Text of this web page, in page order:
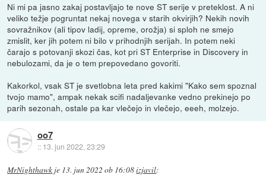
Ni mi pa jasno zakaj postavljajo te nove ST serije v preteklost. A ni
veliko težje pogruntat nekaj novega v starih okvirjih? Nekih novih
sovražnikov (ali tipov ladij, opreme, orožja) si sploh ne smejo
zmislit, ker jih potem ni bilo v prihodnjih serijah. In potem neki
čarajo s potovanji skozi čas, kot pri ST Enterprise in Discovery in
nebulozami, da je o tem prepovedano govoriti.
Kakorkol, vsak ST je svetlobna leta pred kakimi "Kako sem spoznal
tvojo mamo", ampak nekak scifi nadaljevanke vedno prekinejo po
parih sezonah, ostale pa kar vlečejo in vlečejo, eeeh, molzejo.
oo7
:: 13. jun 2022, 23:29
MrNighthawk je 13. jun 2022 ob 16:08izjavil: